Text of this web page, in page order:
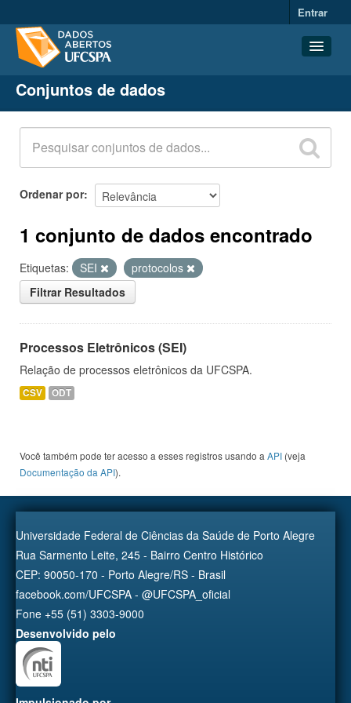
Entrar
Conjuntos de dados
Organizações
Grupos
Sobre
Conjuntos de dados
Ordenar por
1 conjunto de dados encontrado
Etiquetas: SEI
protocolos
Filtrar Resultados
Processos Eletrônicos (SEI)
Relação de processos eletrônicos da UFCSPA.
CSV ODT
Você também pode ter acesso a esses registros usando a API (veja
Documentação da API).
Universidade Federal de Ciências da Saúde de Porto Alegre
Rua Sarmento Leite, 245 - Bairro Centro Histórico
CEP: 90050-170 - Porto Alegre/RS - Brasil
facebook.com/UFCSPA - @UFCSPA_oficial
Fone +55 (51) 3303-9000
Desenvolvido pelo